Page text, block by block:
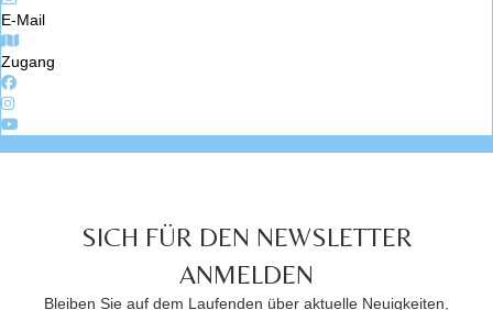
E-Mail
Zugang
SICH FÜR DEN NEWSLETTER
ANMELDEN
Bleiben Sie auf dem Laufenden über aktuelle Neuigkeiten,